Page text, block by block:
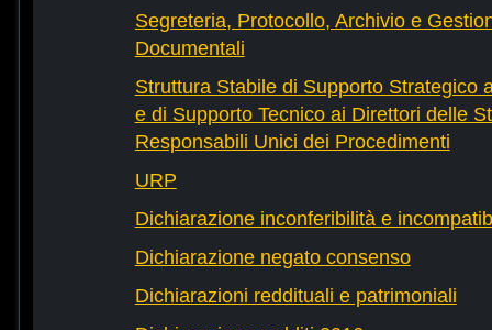
Segreteria, Protocollo, Archivio e
Documentali
Struttura Stabile di Supporto Strategico
e di Supporto Tecnico ai Direttori delle
Responsabili Unici dei Procedimenti
URP
Dichiarazione inconferibilità e
Dichiarazione negato consenso
Dichiarazioni reddituali e patrimoniali